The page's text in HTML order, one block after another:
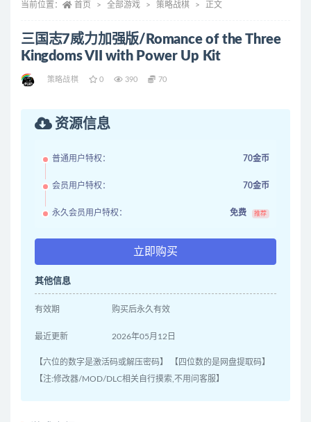
当前位置： 首页 全部游戏 策略战棋 正文
三国志7威力加强版/Romance of the Three
Kingdoms VII with Power Up Kit
策略战棋 0 390 70
资源信息
普通用户特权： 70金币
会员用户特权： 70金币
永久会员用户特权： 免费 推荐
立即购买
其他信息
有效期 购买后永久有效
最近更新 2026年05月12日
【六位的数字是激活码或解压密码】 【四位数的是网盘提取码】
【注:修改器/MOD/DLC相关自行摸索,不用问客服】